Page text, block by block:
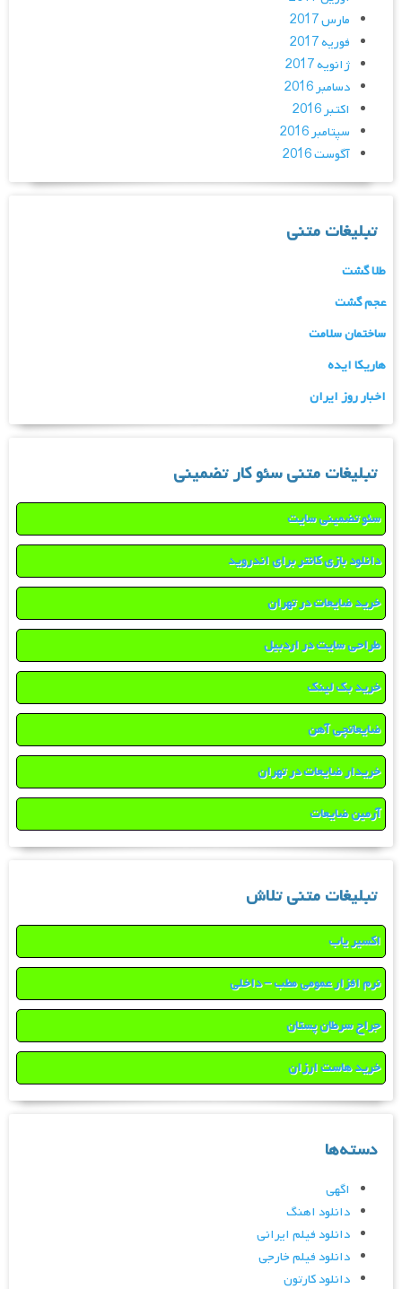
مارس 2017
فوریه 2017
ژانویه 2017
دسامبر 2016
اکتبر 2016
سپتامبر 2016
آگوست 2016
تبلیغات متنی
طلا گشت
عجم گشت
ساختمان سلامت
هاریکا ایده
اخبار روز ایران
تبلیغات متنی سئو کار تضمینی
سئو تضمینی سایت
دانلود بازی کانتر برای اندروید
خرید ضایعات در تهران
طراحی سایت در اردبیل
خرید بک لینک
ضایعاتچی آهن
خریدار ضایعات در تهران
آرمین ضایعات
تبلیغات متنی تلاش
اکسیر یاب
نرم افزار عمومی مطب – داخلی
جراح سرطان پستان
خرید هاست ارزان
دسته‌ها
اگهی
دانلود اهنگ
دانلود فیلم ایرانی
دانلود فیلم خارجی
دانلود کارتون